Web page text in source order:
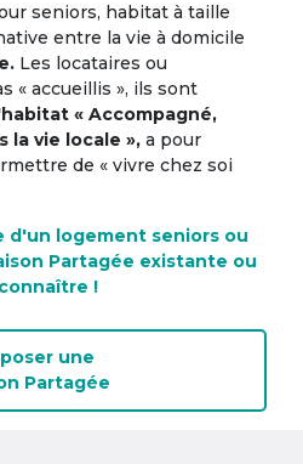
seniors, habitat à taille
entre la vie à domicile
Les locataires ou
« accueillis », ils sont
« Accompagné,
la vie locale », a pour
de « vivre chez soi
d'un logement seniors ou
Partagée existante ou
!
une
Partagée